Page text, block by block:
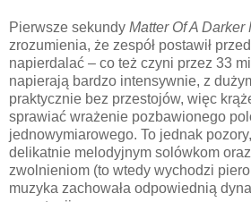
Pierwsze sekundy Matter Of A Darker
zrozumienia, że zespół postawił
napierdalać – co też czyni przez 33
napierają bardzo intensywnie, z
praktycznie bez przestojów, więc
sprawiać wrażenie pozbawionego
jednowymiarowego. To jednak
delikatnie melodyjnym solówkom
zwolnieniom (to wtedy wychodzi
muzyka zachowała odpowiednią